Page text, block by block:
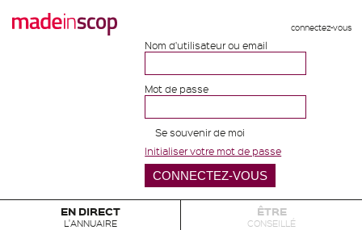
connectez-vous
Nom d'utilisateur ou email
Mot de passe
Se souvenir de moi
Initialiser votre mot de passe
EN DIRECT
L'ANNUAIRE
ÊTRE
CONSEILLÉ